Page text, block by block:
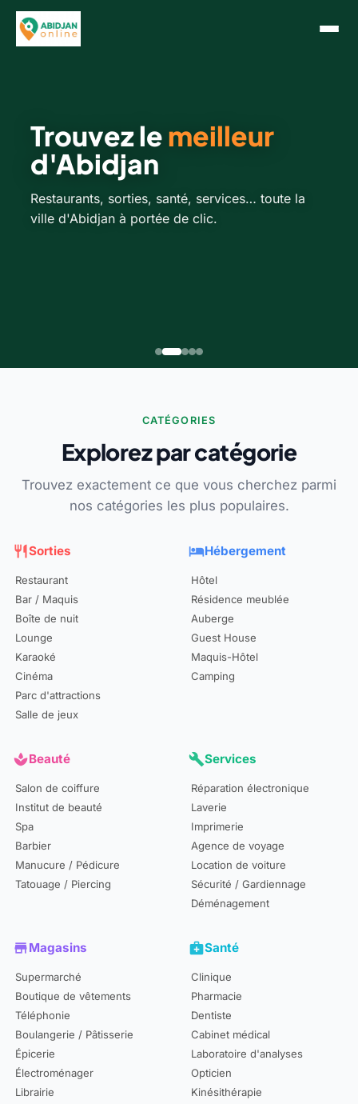
Trouvez lemeilleur
d'Abidjan
Restaurants, sorties, santé, services… toute la
ville d'Abidjan à portée de clic.
CATÉGORIES
Explorez par catégorie
Trouvez exactement ce que vous cherchez parmi
nos catégories les plus populaires.
restaurant Sorties
Restaurant
Bar / Maquis
Boîte de nuit
Lounge
Karaoké
Cinéma
Parc d'attractions
Salle de jeux
hotelHébergement
Hôtel
Résidence meublée
Auberge
Guest House
Maquis-Hôtel
Camping
spaBeauté
Salon de coiffure
Institut de beauté
Spa
Barbier
Manucure / Pédicure
Tatouage / Piercing
buildServices
Réparation électronique
Laverie
Imprimerie
Agence de voyage
Location de voiture
Sécurité / Gardiennage
Déménagement
storeMagasins
Supermarché
Boutique de vêtements
Téléphonie
Boulangerie / Pâtisserie
Épicerie
Électroménager
Librairie
medical_servicesSanté
Clinique
Pharmacie
Dentiste
Cabinet médical
Laboratoire d'analyses
Opticien
Kinésithérapie